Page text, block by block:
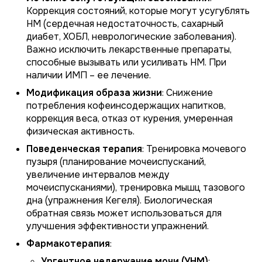
Коррекция состояний, которые могут усугублять
НМ (сердечная недостаточность, сахарный
диабет, ХОБЛ, неврологические заболевания).
Важно исключить лекарственные препараты,
способные вызывать или усиливать НМ. При
наличии ИМП – ее лечение.
Модификация образа жизни: Снижение
потребления кофеинсодержащих напитков,
коррекция веса, отказ от курения, умеренная
физическая активность.
Поведенческая терапия: Тренировка мочевого
пузыря (планирование мочеиспусканий,
увеличение интервалов между
мочеиспусканиями), тренировка мышц тазового
дна (упражнения Кегеля). Биологическая
обратная связь может использоваться для
улучшения эффективности упражнений.
Фармакотерапия: